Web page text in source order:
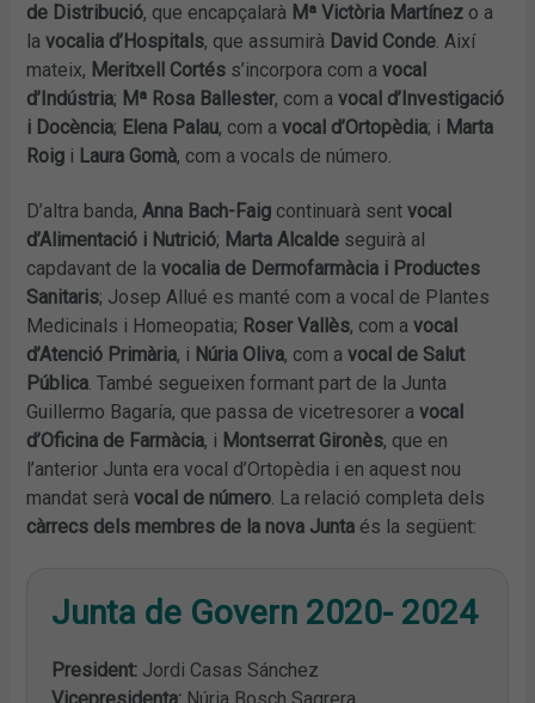
de Distribució, que encapçalarà Mª Victòria Martínez o a
lavocalia d’Hospitals, que assumirà David Conde. Així
mateix, Meritxell Cortés s’incorpora com avocal
d’Indústria; Mª Rosa Ballester, com avocal d’Investigació
i Docència; Elena Palau, com avocal d’Ortopèdia; i Marta
Roig i Laura Gomà, com a vocals de número.
D’altra banda,Anna Bach-Faig continuarà sentvocal
d’Alimentació i Nutrició; Marta Alcalde seguirà al
capdavant de lavocalia de Dermofarmàcia i Productes
Sanitaris; Josep Allué es manté com a vocal de Plantes
Medicinals i Homeopatia; Roser Vallès, com avocal
d’Atenció Primària, i Núria Oliva, com avocal de Salut
Pública. També segueixen formant part de la Junta
Guillermo Bagaría, que passa de vicetresorer avocal
d’Oficina de Farmàcia, i Montserrat Gironès, que en
l’anterior Junta era vocal d’Ortopèdia i en aquest nou
mandat seràvocal de número. La relació completa dels
càrrecs dels membres de la nova Junta és la següent:
Junta de Govern 2020- 2024
President: Jordi Casas Sánchez